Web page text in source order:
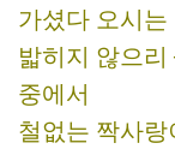
가셨다 오시
밟히지 않으
중에서
철없는 짝사